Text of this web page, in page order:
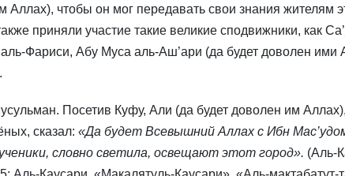
Аллах), чтобы он мог передавать свои знания жителям
приняли участие такие великие сподвижники, как
Фариси, Абу Муса аль-Аш’ари (да будет доволен ими
Посетив Куфу, Али (да будет доволен им Аллах),
сказал: «Да будет Всевышний Аллах с Ибн
словно светила, освещают этот город». (Аль-